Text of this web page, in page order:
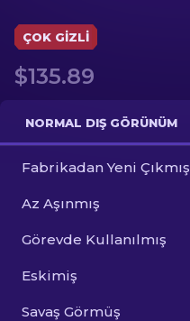
Eldiven
Diğer
ÇOK GIZLI
$135.89
NORMAL DIŞ GÖRÜNÜM
Fabrikadan Yeni Çıkmış
Az Aşınmış
Görevde Kullanılmış
Eskimiş
Savaş Görmüş